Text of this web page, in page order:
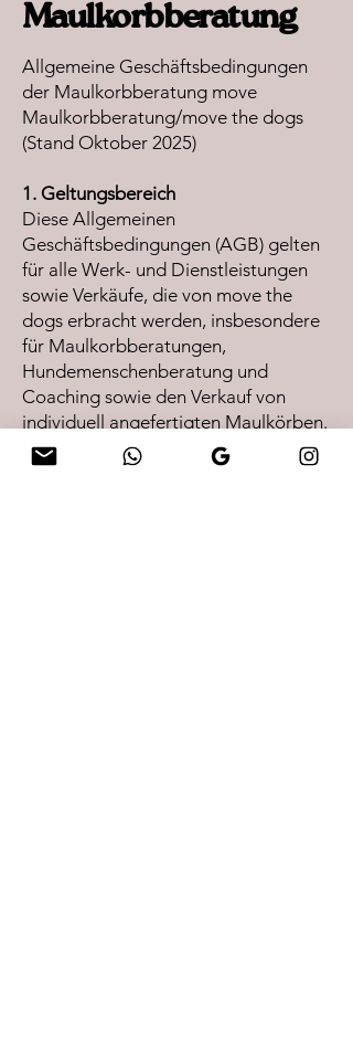
Maulkorbberatung
Allgemeine Geschäftsbedingungen
der Maulkorbberatung move
Maulkorbberatung/move the dogs
(Stand Oktober 2025)
1. Geltungsbereich
Diese Allgemeinen
Geschäftsbedingungen (AGB) gelten
für alle Werk- und Dienstleistungen
sowie Verkäufe, die von move the
dogs erbracht werden, insbesondere
für Maulkorbberatungen,
Hundemenschenberatung und
Coaching sowie den Verkauf von
individuell angefertigten Maulkörben.
Diese AGB gelten auch für zukünftige
Angebote, Werk- und